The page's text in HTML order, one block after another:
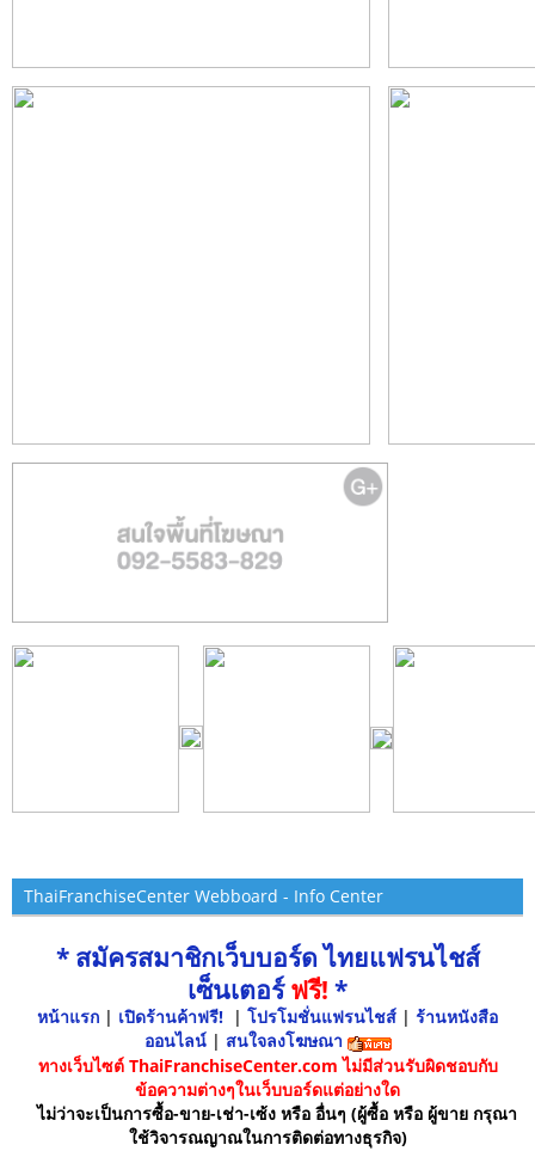
ThaiFranchiseCenter Webboard - Info Center
* สมัครสมาชิกเว็บบอร์ด ไทยแฟรนไชส์
เซ็นเตอร์ฟรี! *
หน้าแรก | เปิดร้านค้าฟรี! | โปรโมชั่นแฟรนไชส์ | ร้านหนังสือ
ออนไลน์ | สนใจลงโฆษณา
ทางเว็บไซต์ ThaiFranchiseCenter.com ไม่มีส่วนรับผิดชอบกับ
ข้อความต่างๆในเว็บบอร์ดแต่อย่างใด
ไม่ว่าจะเป็นการซื้อ-ขาย-เช่า-เซ้ง หรือ อื่นๆ (ผู้ซื้อ หรือ ผู้ขาย กรุณา
ใช้วิจารณญาณในการติดต่อทางธุรกิจ)